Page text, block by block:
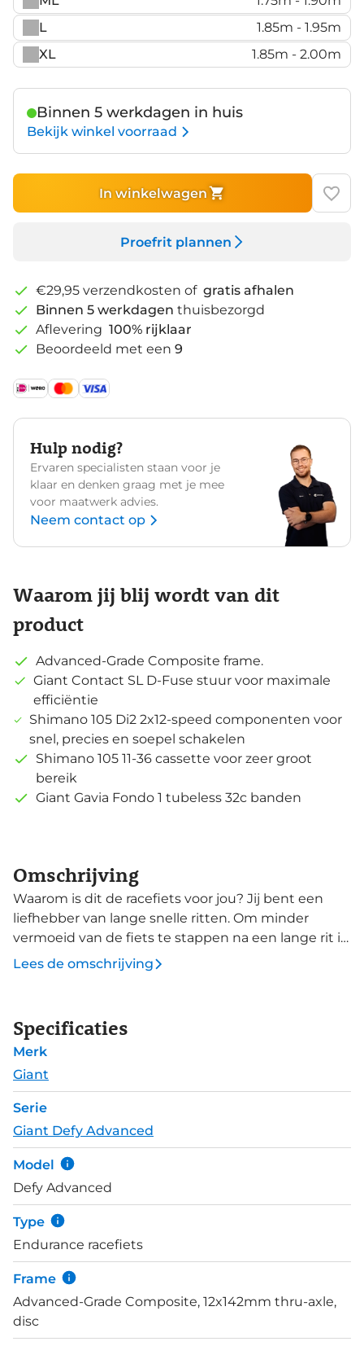
L
1.85m - 1.95m
XL
1.85m - 2.00m
Binnen 5 werkdagen in huis
Bekijk winkel voorraad
In winkelwagen
Proefrit plannen
€29,95 verzendkosten of gratis afhalen
Binnen 5 werkdagen thuisbezorgd
Aflevering 100% rijklaar
Beoordeeld met een 9
Hulp nodig?
Ervaren specialisten staan voor je
klaar en denken graag met je mee
voor maatwerk advies.
Neem contact op
Waarom jij blij wordt van dit
product
Advanced-Grade Composite frame.
Giant Contact SL D-Fuse stuur voor maximale
efficiëntie
Shimano 105 Di2 2x12-speed componenten voor
snel, precies en soepel schakelen
Shimano 105 11-36 cassette voor zeer groot
bereik
Giant Gavia Fondo 1 tubeless 32c banden
Omschrijving
Waarom is dit de racefiets voor jou? Jij bent een
liefhebber van lange snelle ritten. Om minder
vermoeid van de fiets te stappen na een lange rit is
het Advanced Grade carbon frame ontwikkeld. Dit
zorgeloos geabsorbeerd. Weer of geen weer,
dankzij de geïntegreerde schijfremmen rem je
soepel, gedoseerd en gecontroleerd. De flinke
ruimte in het frame en de vork maken het mogelijk
om met brede banden te rijden tot 38 millimeter.
De Defy Advanced 0 is afgemonteerd met de
elektronische Shimano 105 Di2 2x12-speed
groepset. Het Contact SL D-Fuse stuur is licht en
stijf en geeft maximale efficiëntie in bochten,
sprints en klimmen.
Lees de omschrijving
Specificaties
Merk
Giant
Serie
Giant Defy Advanced
Model
Defy Advanced
Type
Endurance racefiets
Frame
Advanced-Grade Composite, 12x142mm thru-axle,
disc